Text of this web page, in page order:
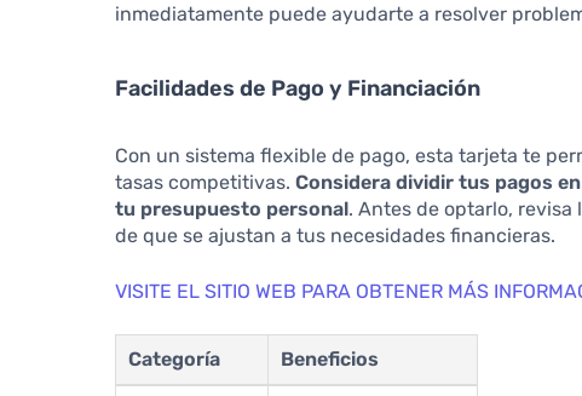
inmediatamente puede ayudarte a resolver
Facilidades de Pago y Financiación
Con un sistema flexible de pago, esta tarjeta te
tasas competitivas.Considera dividir tus pagos
tu presupuesto personal. Antes de optarlo,
de que se ajustan a tus necesidades financieras.
VISITE EL SITIO WEB PARA OBTENER MÁS
Categoría Beneficios